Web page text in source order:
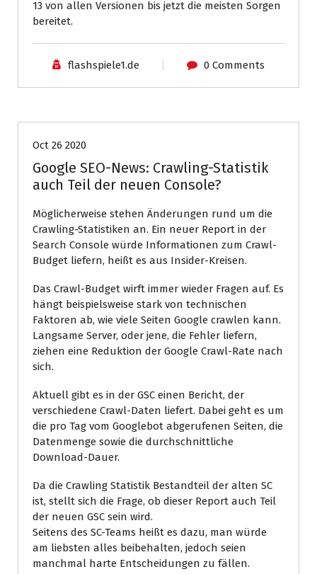
13 von allen Versionen bis jetzt die meisten Sorgen
bereitet.
flashspiele1.de 0 Comments
Oct 26 2020
Google SEO-News: Crawling-Statistik
auch Teil der neuen Console?
Möglicherweise stehen Änderungen rund um die
Crawling-Statistiken an. Ein neuer Report in der
Search Console würde Informationen zum Crawl-
Budget liefern, heißt es aus Insider-Kreisen.
Das Crawl-Budget wirft immer wieder Fragen auf. Es
hängt beispielsweise stark von technischen
Faktoren ab, wie viele Seiten Google crawlen kann.
Langsame Server, oder jene, die Fehler liefern,
ziehen eine Reduktion der Google Crawl-Rate nach
sich.
Aktuell gibt es in der GSC einen Bericht, der
verschiedene Crawl-Daten liefert. Dabei geht es um
die pro Tag vom Googlebot abgerufenen Seiten, die
Datenmenge sowie die durchschnittliche
Download-Dauer.
Da die Crawling Statistik Bestandteil der alten SC
ist, stellt sich die Frage, ob dieser Report auch Teil
der neuen GSC sein wird.
Seitens des SC-Teams heißt es dazu, man würde
am liebsten alles beibehalten, jedoch seien
manchmal harte Entscheidungen zu fällen.